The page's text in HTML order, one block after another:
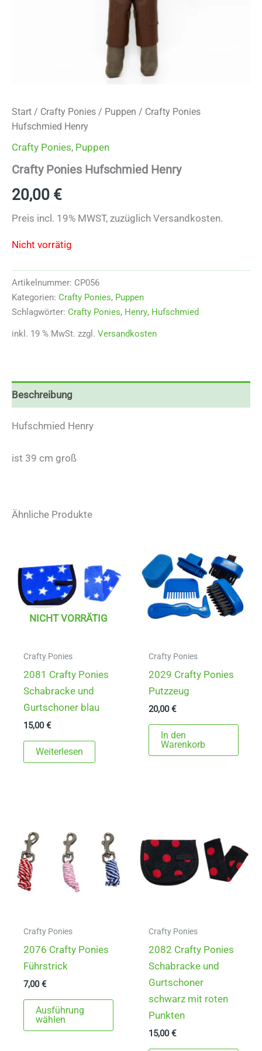
Start / Crafty Ponies / Puppen / Crafty Ponies
Hufschmied Henry
Crafty Ponies, Puppen
Crafty Ponies Hufschmied Henry
20,00 €
Preis incl. 19% MWST, zuzüglich Versandkosten.
Nicht vorrätig
Artikelnummer: CP056
Kategorien: Crafty Ponies, Puppen
Schlagwörter: Crafty Ponies, Henry, Hufschmied
inkl. 19 % MwSt. zzgl. Versandkosten
Beschreibung
Hufschmied Henry
ist 39 cm groß
Ähnliche Produkte
NICHT VORRÄTIG
Crafty Ponies
2081 Crafty Ponies
Schabracke und
Gurtschoner blau
15,00€
Weiterlesen
Crafty Ponies
2029 Crafty Ponies
Putzzeug
20,00€
In den
Warenkorb
Crafty Ponies
2076 Crafty Ponies
Führstrick
7,00€
Ausführung
wählen
Dieses
weist
Crafty Ponies
2082 Crafty Ponies
Schabracke und
Gurtschoner
schwarz mit roten
Punkten
15,00€